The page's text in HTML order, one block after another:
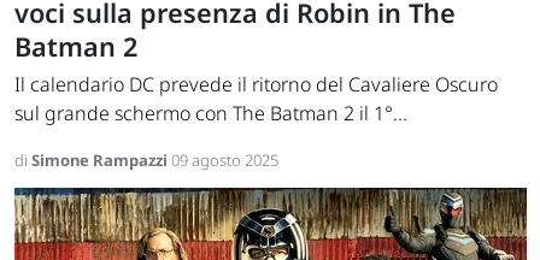
voci sulla presenza di Robin in The
Batman 2
Il calendario DC prevede il ritorno del Cavaliere Oscuro
sul grande schermo con The Batman 2 il 1°...
di Simone Rampazzi 09 agosto 2025